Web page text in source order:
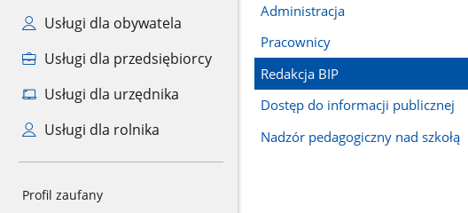
Usługi dla obywatela
Usługi dla przedsiębiorcy
Usługi dla urzędnika
Usługi dla rolnika
Profil zaufany
Administracja
Pracownicy
Redakcja BIP
Dostęp do informacji publicznej
Nadzór pedagogiczny nad szkołą